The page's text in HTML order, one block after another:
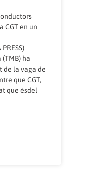
CGT en un
ha
de la vaga de
que CGT,
que ésdel